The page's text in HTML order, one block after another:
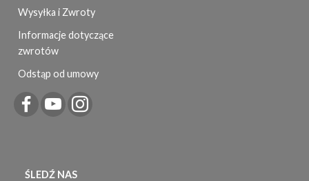
Wysyłka i Zwroty
Informacje dotyczące
zwrotów
Odstąp od umowy
ŚLEDŹ NAS